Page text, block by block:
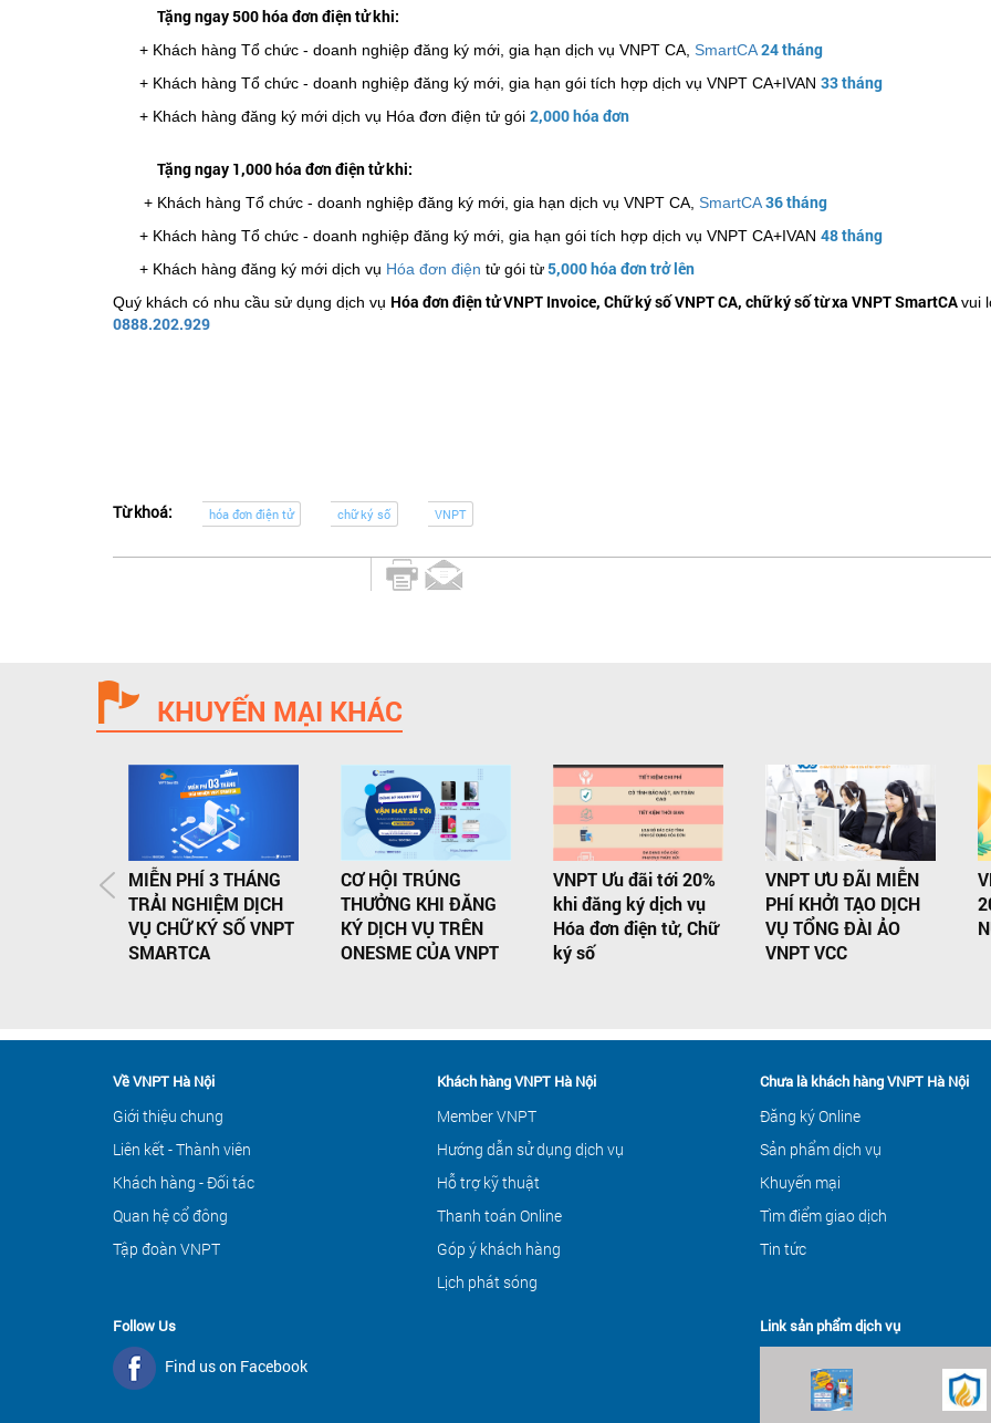
Tặng ngay 500 hóa đơn điện tử khi:
+ Khách hàng Tổ chức - doanh nghiệp đăng ký mới, gia hạn dịch vụ VNPT CA, SmartCA 24 tháng
+ Khách hàng Tổ chức - doanh nghiệp đăng ký mới, gia hạn gói tích hợp dịch vụ VNPT CA+IVAN 33 tháng
+ Khách hàng đăng ký mới dịch vụ Hóa đơn điện tử gói 2,000 hóa đơn
Tặng ngay 1,000 hóa đơn điện tử khi:
+ Khách hàng Tổ chức - doanh nghiệp đăng ký mới, gia hạn dịch vụ VNPT CA, SmartCA 36 tháng
+ Khách hàng Tổ chức - doanh nghiệp đăng ký mới, gia hạn gói tích hợp dịch vụ VNPT CA+IVAN 48 tháng
+ Khách hàng đăng ký mới dịch vụ Hóa đơn điện tử gói từ5,000 hóa đơn trở lên
Quý khách có nhu cầu sử dụng dịch vụ Hóa đơn điện tử VNPT Invoice, Chữ ký số VNPT CA, chữ ký số từ xa VNPT SmartCAvui
0888.202.929
Từ khoá: hóa đơn điện tử chữ ký số VNPT
KHUYẾN MẠI KHÁC
MIỄN PHÍ 3 THÁNG
TRẢI NGHIỆM DỊCH
VỤ CHỮ KÝ SỐ VNPT
SMARTCA
CƠ HỘI TRÚNG
THƯỞNG KHI ĐĂNG
KÝ DỊCH VỤ TRÊN
ONESME CỦA VNPT
VNPT Ưu đãi tới 20%
khi đăng ký dịch vụ
Hóa đơn điện tử, Chữ
ký số
VNPT ƯU ĐÃI MIỄN
PHÍ KHỞI TẠO DỊCH
VỤ TỔNG ĐÀI ẢO
VNPT VCC
Về VNPT Hà Nội
Giới thiệu chung
Liên kết - Thành viên
Khách hàng - Đối tác
Quan hệ cổ đông
Tập đoàn VNPT
Khách hàng VNPT Hà Nội
Member VNPT
Hướng dẫn sử dụng dịch vụ
Hỗ trợ kỹ thuật
Thanh toán Online
Góp ý khách hàng
Lịch phát sóng
Chưa là khách hàng VNPT Hà Nội
Đăng ký Online
Sản phẩm dịch vụ
Khuyến mại
Tìm điểm giao dịch
Tin tức
Link sản phẩm dịch vụ
Follow Us
Find us on Facebook